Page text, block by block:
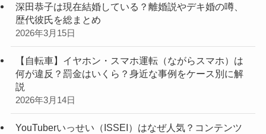
深田恭子は現在結婚している？離婚説やデキ婚の噂、
歴代彼氏を総まとめ
2026年3月15日
【自転車】イヤホン・スマホ運転（ながらスマホ）は
何が違反？罰金はいくら？身近な事例をケース別に解
説
2026年3月14日
YouTuberいっせい（ISSEI）はなぜ人気？コンテンツ